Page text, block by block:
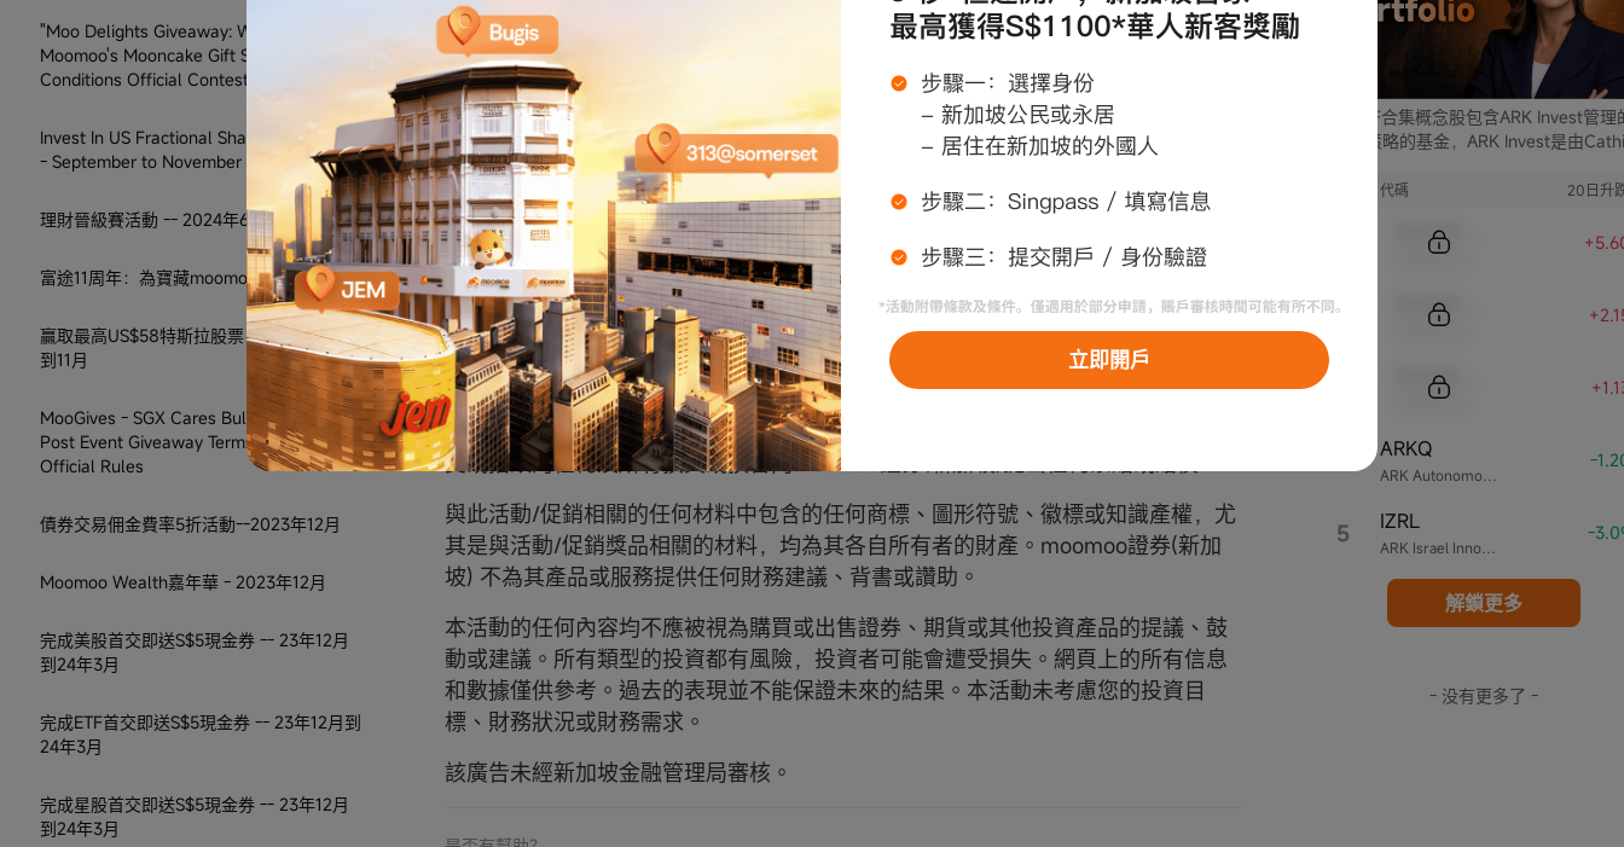
立即開戶
"Moo Delights Giveaway: Win a
Moomoo's Mooncake Gift Set" Terms and
Conditions Official Contest Rules
Invest In US Fractional Shares From US$5
- September to November 2023
理財晉級賽活動 -- 2024年6月
富途11周年：為寶藏moomoo功能打call！
贏取最高US$58特斯拉股票 -- 2023年10月
到11月
MooGives - SGX Cares Bull Charge 2023
Post Event Giveaway Terms & Conditions
Official Rules
債券交易佣金費率5折活動--2023年12月
Moomoo Wealth嘉年華 - 2023年12月
完成美股首交即送S$5現金券 -- 23年12月
到24年3月
完成ETF首交即送S$5現金券 -- 23年12月到
24年3月
完成星股首交即送S$5現金券 -- 23年12月
到24年3月
經同意以上條款及條件。moomoo證券(新加坡)對本次促銷參與者資格具有最終決定
權。
moomoo證券(新加坡)有權： (i) 在不提前告知客戶的情況下隨時修改，增加或刪除
這些條件與條款的最終決定權（包括合格的篩選標準及符合條件的條款和條件），
一旦生效，所有參與者須遵從。(ii) 在不披露原因，不作出賠償或報酬的情況下改
變，撤回或刪除任何優惠條款的權利。moomoo證券(新加坡)決定此項優惠的所有細
節並且對所有參與者都有約束力。
moomoo證券(新加坡) 對因活動/促銷和/或兌換或使用獎品而遭受的任何傷害、損
失或損害不承擔任何責任，包括但不限於兌現獎品（ s)、任何系統或設備的任何故
障、任何被誤導和/或郵寄丟失的通知、收入、利潤或商譽的直接或間接、偶然、後
果性、懲戒性、懲罰性或特殊損害包括第三方在內的任何一方，無論是因合同、侵
權、疏忽或其他原因而產生的。為免生疑問，moomoo證券(新加坡) 取消、終止或
暫停本次比賽，任何一方均無權就moomoo證券(新加坡)因以下行為而直接或間接遭
受或招致的任何及所有損失或損害向moomoo證券(新加坡)提出任何索賠或賠償。
與此活動/促銷相關的任何材料中包含的任何商標、圖形符號、徽標或知識產權，尤
其是與活動/促銷獎品相關的材料，均為其各自所有者的財產。moomoo證券(新加
坡) 不為其產品或服務提供任何財務建議、背書或讚助。
本活動的任何內容均不應被視為購買或出售證券、期貨或其他投資產品的提議、鼓
動或建議。所有類型的投資都有風險，投資者可能會遭受損失。網頁上的所有信息
和數據僅供參考。過去的表現並不能保證未來的結果。本活動未考慮您的投資目
標、財務狀況或財務需求。
該廣告未經新加坡金融管理局審核。
ARK ETF合集概念股包含ARK Invest管理
支不同策略的基金，ARK Invest是由
代碼 20日升
ARKQ -
5 IZRL -
解鎖更多
- 没有更多了 -